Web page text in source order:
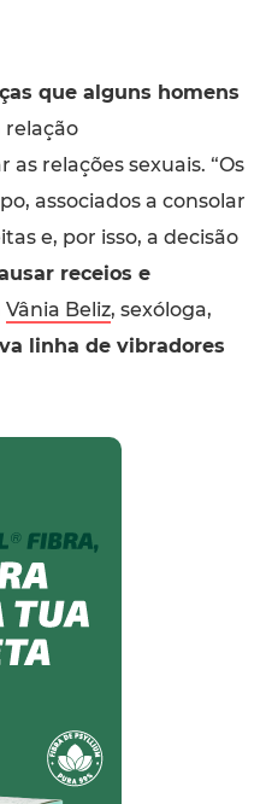
que alguns homens
relação
relações sexuais. “Os
associados a consolar
e, por isso, a decisão
receios e
Vânia Beliz, sexóloga,
linha de vibradores